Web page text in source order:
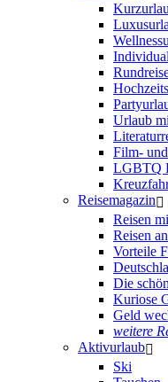
Urlaub
Film-
LGBTQ
Reisemagazin
Reisen
Reisen
Vorteile
Die
Kuriose
Geld
weitere
Aktivurlaub
Ski